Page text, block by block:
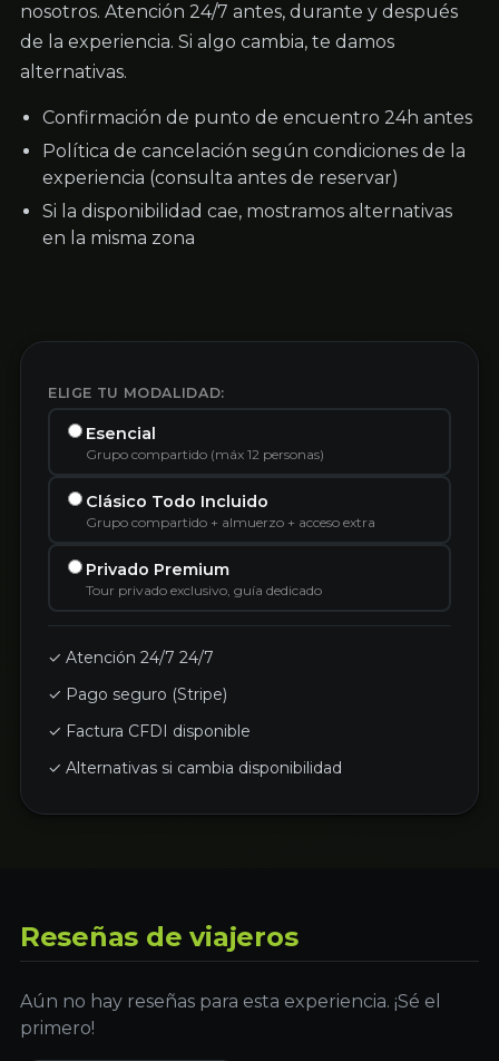
nosotros. Atención 24/7 antes, durante y después
de la experiencia. Si algo cambia, te damos
alternativas.
Confirmación de punto de encuentro 24h antes
Política de cancelación según condiciones de la
experiencia (consulta antes de reservar)
Si la disponibilidad cae, mostramos alternativas
en la misma zona
ELIGE TU MODALIDAD:
Esencial
Grupo compartido (máx 12 personas)
Clásico Todo Incluido
Grupo compartido + almuerzo + acceso extra
Privado Premium
Tour privado exclusivo, guía dedicado
✓ Atención 24/7 24/7
✓ Pago seguro (Stripe)
✓ Factura CFDI disponible
✓ Alternativas si cambia disponibilidad
Reseñas de viajeros
Aún no hay reseñas para esta experiencia. ¡Sé el
primero!